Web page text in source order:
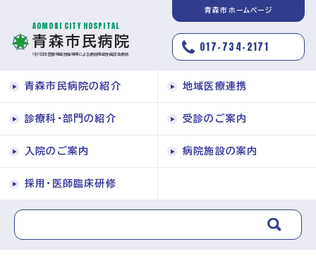
青森市民病院
AOMORI CITY HOSPITAL
（財）日本医療機能評価機構による病院機能評価認定病院
青森市ホームページ
017-734-2171
青森市民病院の紹介 地域医療連携
診療科・部門の紹介 受診のご案内
入院のご案内 病院施設の案内
採用・医師臨床研修